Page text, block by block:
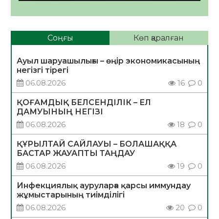
Соңғы Көп қаралған
Ауыл шаруашылығы – өңір экономикасының
негізгі тірегі
06.08.2026
16 0
ҚОҒАМДЫҚ БЕЛСЕНДІЛІК – ЕЛ
ДАМУЫНЫҢ НЕГІЗІ
06.08.2026
18 0
ҚҰРЫЛТАЙ САЙЛАУЫ – БОЛАШАҚҚА
БАСТАР ЖАУАПТЫ ТАҢДАУ
06.08.2026
19 0
Инфекциялық ауруларға қарсы иммундау
жұмыстарының тиімділігі
06.08.2026
20 0